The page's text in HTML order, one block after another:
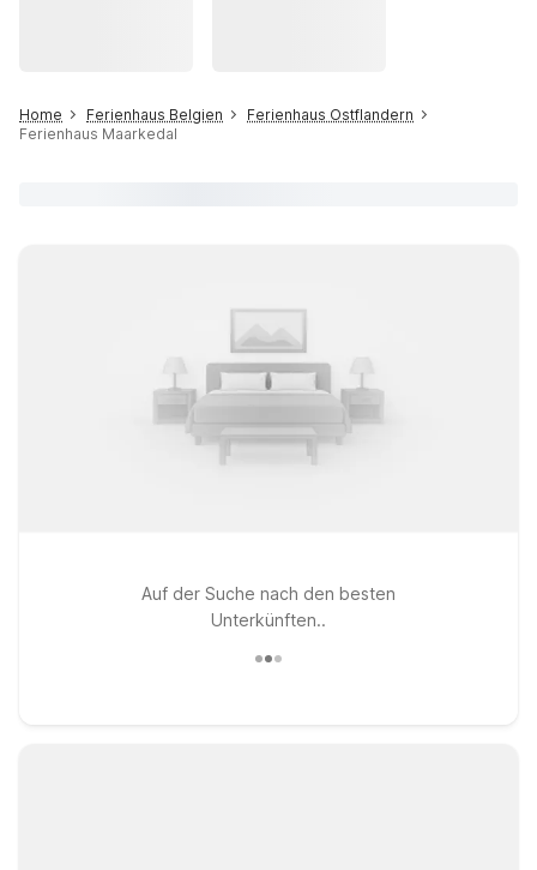
Home Ferienhaus Belgien
Ferienhaus Ostflandern
Ferienhaus Maarkedal
Auf der Suche nach den besten
Unterkünften..